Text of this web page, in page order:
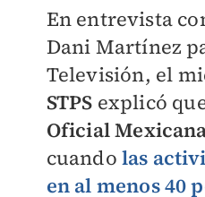
En entrevista
Dani Martínez
Televisión, el
STPS explicó
Oficial
cuando las
en al menos 40